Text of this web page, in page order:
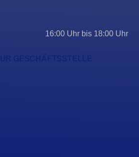
16:00 Uhr bis 18:00 Uhr